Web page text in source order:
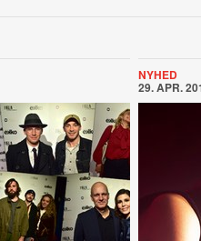
NYHED
29. APR.